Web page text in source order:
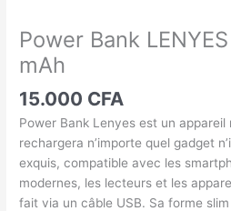
Power Bank
mAh
15.000 CFA
Power Bank Lenyes est un
rechargera n’importe quel gadget
exquis, compatible avec les
modernes, les lecteurs et les
fait via un câble USB. Sa forme